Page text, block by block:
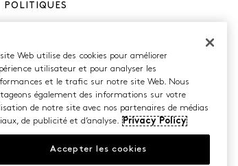
POLITIQUES
Conditions d’utilisation
Accessibilité
Web utilise des cookies pour améliorer
utilisateur et pour analyser les
et le trafic sur notre site Web. Nous
également des informations sur votre
de notre site avec nos partenaires de médias
de publicité et d’analyse.
Privacy Policy
Accepter les cookies